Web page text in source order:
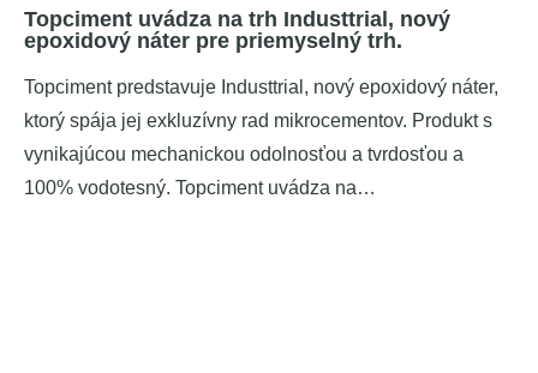
Topciment uvádza na trh Industtrial, nový
epoxidový náter pre priemyselný trh.
Topciment predstavuje Industtrial, nový epoxidový náter,
ktorý spája jej exkluzívny rad mikrocementov. Produkt s
vynikajúcou mechanickou odolnosťou a tvrdosťou a
100% vodotesný. Topciment uvádza na…